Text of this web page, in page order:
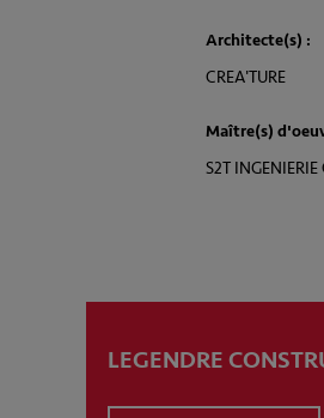
Architecte(s) :
CREA'TURE
Maître(s)
S2T
LEGENDRE